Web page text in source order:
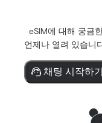
eSIM에 대해 궁금
언제나 열려 있습니
채팅 시작하기